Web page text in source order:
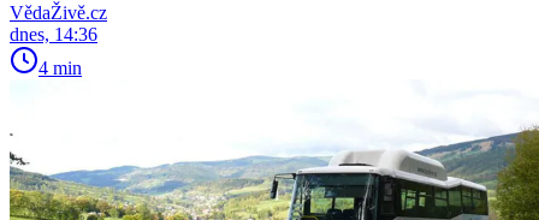
VědaŽivě.cz
dnes, 14:36
4 min